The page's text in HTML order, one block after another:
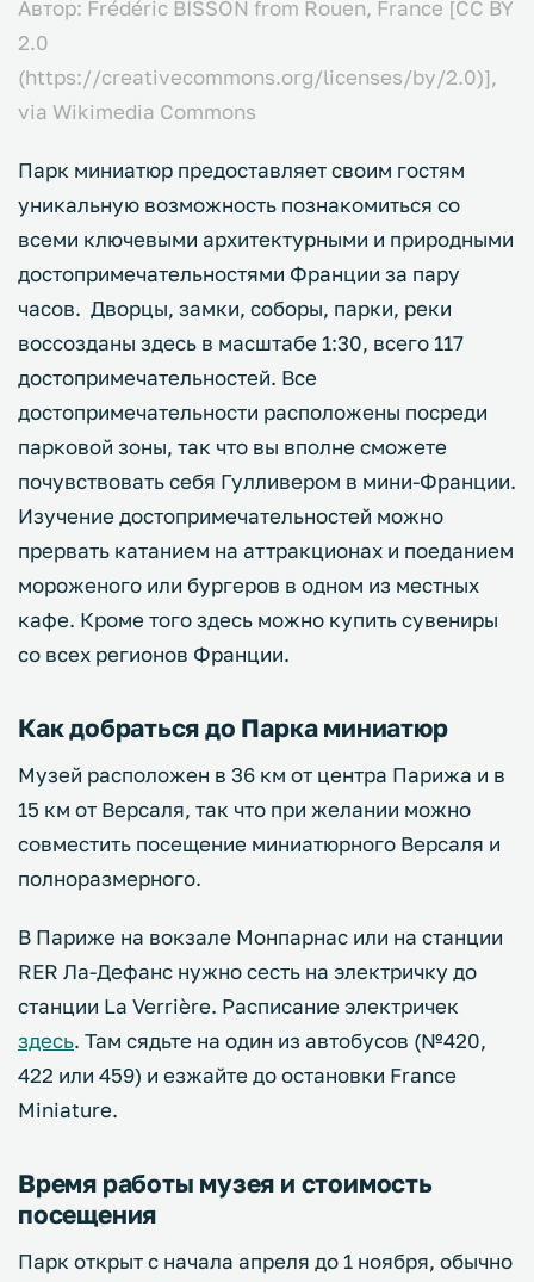
Автор: Frédéric BISSON from Rouen, France [CC BY
2.0
(https://creativecommons.org/licenses/by/2.0)],
via Wikimedia Commons
Парк миниатюр предоставляет своим гостям
уникальную возможность познакомиться со
всеми ключевыми архитектурными и природными
достопримечательностями Франции за пару
часов. Дворцы, замки, соборы, парки, реки
воссозданы здесь в масштабе 1:30, всего 117
достопримечательностей. Все
достопримечательности расположены посреди
парковой зоны, так что вы вполне сможете
почувствовать себя Гулливером в мини-Франции.
Изучение достопримечательностей можно
прервать катанием на аттракционах и поеданием
мороженого или бургеров в одном из местных
кафе. Кроме того здесь можно купить сувениры
со всех регионов Франции.
Как добраться до Парка миниатюр
Музей расположен в 36 км от центра Парижа и в
15 км от Версаля, так что при желании можно
совместить посещение миниатюрного Версаля и
полноразмерного.
В Париже на вокзале Монпарнас или на станции
RER Ла-Дефанс нужно сесть на электричку до
станции La Verrière. Расписание электричек
здесь. Там сядьте на один из автобусов (№420,
422 или 459) и езжайте до остановки France
Miniature.
Время работы музея и стоимость
посещения
Парк открыт с начала апреля до 1 ноября, обычно